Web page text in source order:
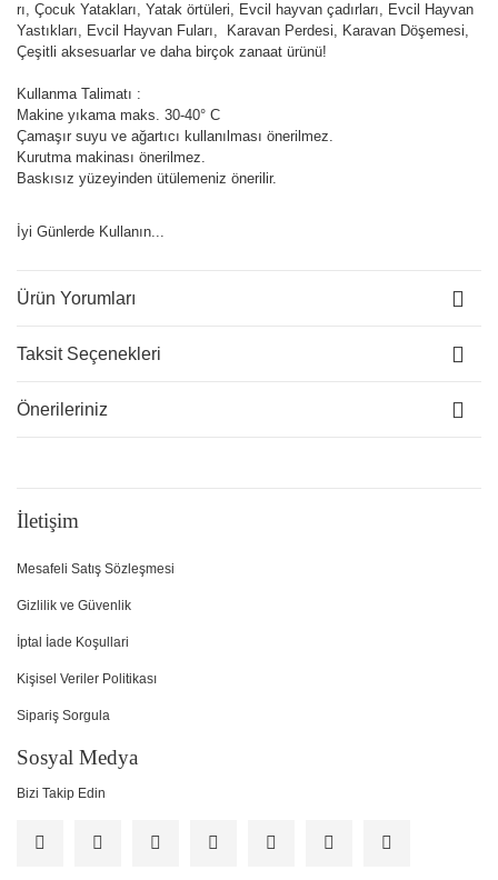
rı, Çocuk Yatakları, Yatak örtüleri, Evcil hayvan çadırları, Evcil Hayvan
Yastıkları, Evcil Hayvan Fuları, Karavan Perdesi, Karavan Döşemesi,
Çeşitli aksesuarlar ve daha birçok zanaat ürünü!
Kullanma Talimatı :
Makine yıkama maks. 30-40° C
Çamaşır suyu ve ağartıcı kullanılması önerilmez.
Kurutma makinası önerilmez.
Baskısız yüzeyinden ütülemeniz önerilir.
İyi Günlerde Kullanın...
Ürün Yorumları
Taksit Seçenekleri
Önerileriniz
İletişim
Mesafeli Satış Sözleşmesi
Gizlilik ve Güvenlik
İptal İade Koşullari
Kişisel Veriler Politikası
Sipariş Sorgula
Sosyal Medya
Bizi Takip Edin